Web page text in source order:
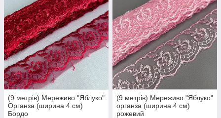
(9 метрів) Мереживо "Яблуко"
Органза (ширина 4 см)
Бордо
(9 метрів) Мереживо "Яблуко"
органза (ширина 4 см)
рожевий